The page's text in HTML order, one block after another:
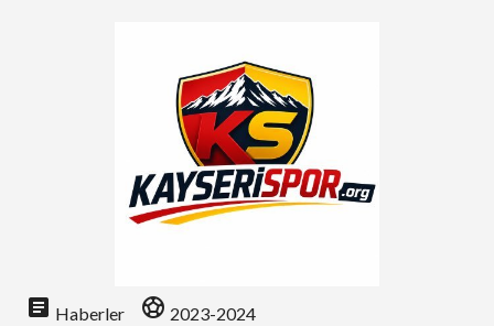
article Haberler sports_soccer 2023-2024